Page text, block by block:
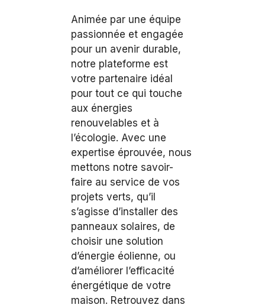
Animée par une équipe
passionnée et engagée
pour un avenir durable,
notre plateforme est
votre partenaire idéal
pour tout ce qui touche
aux énergies
renouvelables et à
l’écologie. Avec une
expertise éprouvée, nous
mettons notre savoir-
faire au service de vos
projets verts, qu’il
s’agisse d’installer des
panneaux solaires, de
choisir une solution
d’énergie éolienne, ou
d’améliorer l’efficacité
énergétique de votre
maison. Retrouvez dans